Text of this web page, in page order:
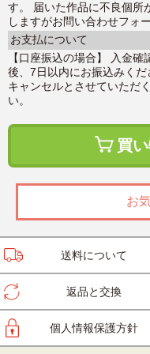
す。 届いた作品に不良個所
しますがお問い合わせフォ
お支払について
【口座振込の場合】 入金
後、7日以内にお振込みくだ
キャンセルとさせていただ
い。
買
お
送料について
返品と交換
個人情報保護方針